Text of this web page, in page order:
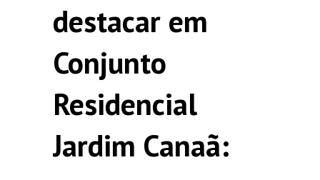
destacar em
Conjunto
Residencial
Jardim Canaã: